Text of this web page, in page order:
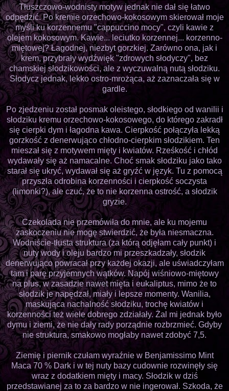
Tłuszczowo-wodnisty motyw jednak nie dał się łatwo
odpędzić. Po kremie orzechowo-kokosowym skierował moje
myśli ku korzennemu "cappuccino mocy", czyli kawie z
olejem kokosowym. Kawie... leciutko korzennej... korzenno-
miętowej? Łagodnej, niezbyt gorzkiej. Zarówno ona, jak i
krem, przybrały wydźwięk "zdrowych słodyczy", bez
chamskiej słodzikowości, ale z wyczuwalną nutą słodziku.
Słodycz jednak, lekko ostro-mrożąca, aż zaznaczała się w
gardle.
Po zjedzeniu został posmak oleistego, słodkiego od wanilii i
słodziku kremu orzechowo-kokosowego, do którego zakradł
się cierpki dym i łagodna kawa. Cierpkość połączyła lekką
gorzkość z denerwująco chłodno-cierpkim słodzikiem. Ten
mieszał się z motywem mięty i kwiatów. Rześkość i chłód
wydawały się aż namacalne. Choć smak słodziku jako tako
starał się ukryć, wydawał się aż gryźć w język. Tu z pomocą
przyszła odrobina korzenności i cierpkość soczysta
(limonki?), ale czuć, że to nie korzenna ostrość, a słodzik
gryzie.
Czekolada nie przemówiła do mnie, ale ku mojemu
zaskoczeniu nie mogę stwierdzić, że była niesmaczna.
Wodniście-tłusta struktura (za którą odjęłam cały punkt) i
nuty wody i oleju bardzo mi przeszkadzały, słodzik
denerwująco powracał przy każdej okazji, ale uświadczyłam
tam i parę przyjemnych wątków. Napój wiśniowo-miętowy
na plus, w zasadzie nawet mięta i eukaliptus, mimo że to
słodzik je napędzał, miały i lepsze momenty. Wanilia,
maskująca nachalność słodziku, trochę kwiatów i
korzenności też wiele dobrego zdziałały. Żal mi jednak było
dymu i ziemi, że nie dały rady porządnie rozbrzmieć. Gdyby
nie struktura, smakowo mogłaby nawet zdobyć 7,5.
Ziemię i piernik czułam wyraźnie w Benjamissimo Mint
Maca 70 % Dark i w tej nuty bazy cudownie rozwinęły się
wraz z dodatkiem mięty i macy. Słodzik w dziś
przedstawianej za to za bardzo w nie ingerował. Szkoda, że